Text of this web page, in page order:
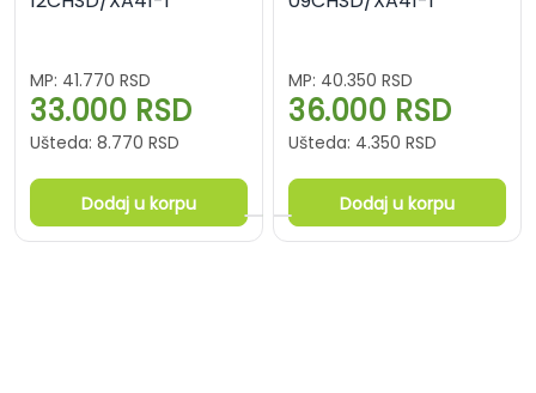
MP: 41.770 RSD
33.000 RSD
Ušteda: 8.770 RSD
Dodaj u korpu
MP: 40.350 RSD
36.000 RSD
Ušteda: 4.350 RSD
Dodaj u korpu